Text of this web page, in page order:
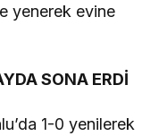
yenerek evine
SONA ERDİ
1-0 yenilerek